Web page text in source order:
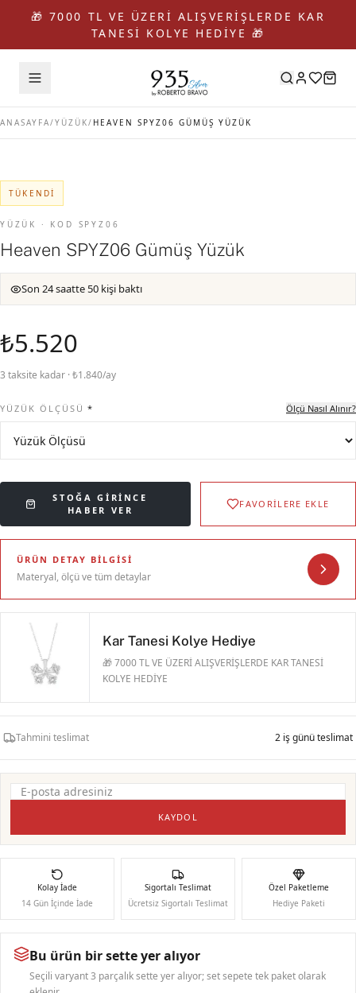
🎁 7000 TL VE ÜZERİ ALIŞVERİŞLERDE KAR
TANESİ KOLYE HEDİYE 🎁
ANASAYFA/YÜZÜK/ HEAVEN SPYZ06 GÜMÜŞ YÜZÜK
TÜKENDI
YÜZÜK · KOD SPYZ06
Heaven SPYZ06 Gümüş Yüzük
Son 24 saatte 50 kişi baktı
₺5.520
3 taksite kadar · ₺1.840/ay
YÜZÜK ÖLÇÜSÜ * Ölçü Nasıl Alınır?
STOĞA GIRINCE
HABER VER
FAVORİLERE EKLE
ÜRÜN DETAY BILGISI
Materyal, ölçü ve tüm detaylar
Kar Tanesi Kolye Hediye
🎁 7000 TL VE ÜZERİ ALIŞVERİŞLERDE KAR TANESİ
KOLYE HEDİYE
Tahmini teslimat 2 iş günü teslimat
KAYDOL
Kolay İade
14 Gün İçinde İade
Sigortalı Teslimat
Ücretsiz Sigortalı Teslimat
Özel Paketleme
Hediye Paketi
Bu ürün bir sette yer alıyor
Seçili varyant 3 parçalık sette yer alıyor; set sepete tek paket olarak